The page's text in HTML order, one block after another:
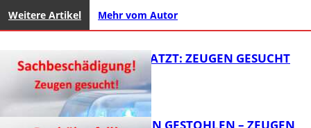
Weitere Artikel Mehr vom Autor
AUTO ZERKRATZT: ZEUGEN GESUCHT
TEURE KETTEN GESTOHLEN – ZEUGEN